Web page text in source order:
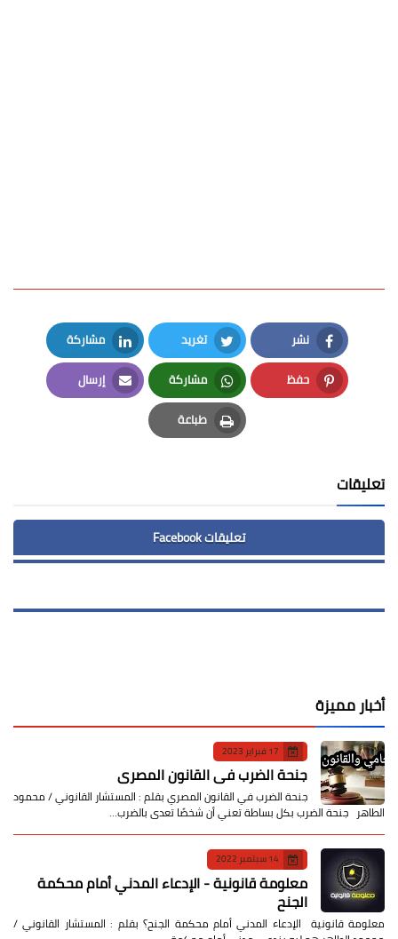
نشر
Facebook
تغريد
Twitter
مشاركة
LinkedIn
حفظ
Pinterest
مشاركة
Whatsapp
إرسال
Email
طباعة
Print
تعليقات
تعليقات Facebook
أخبار مميزة
17 فبراير 2023
جنحة الضرب في القانون المصري
جنحة الضرب في القانون المصري بقلم : المستشار القانوني / محمود
الطاهر جنحة الضرب بكل بساطة تعني أن شخصًا تعدى بالضرب…
14 سبتمبر 2022
معلومة قانونية - الإدعاء المدني أمام محكمة
الجنح
معلومة قانونية الإدعاء المدني أمام محكمة الجنح؟ بقلم : المستشار القانوني /